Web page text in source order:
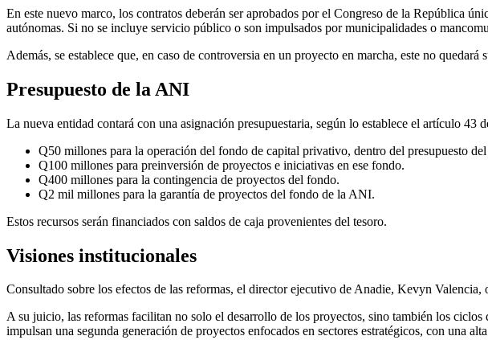
En este nuevo marco, los contratos deberán ser aprobados por el Congreso de la República
autónomas. Si no se incluye servicio público o son impulsados por municipalidades o
Además, se establece que, en caso de controversia en un proyecto en marcha, este no
Presupuesto de la ANI
La nueva entidad contará con una asignación presupuestaria, según lo establece el artículo 43
Q50 millones para la operación del fondo de capital privativo, dentro del presupuesto
Q100 millones para preinversión de proyectos e iniciativas en ese fondo.
Q400 millones para la contingencia de proyectos del fondo.
Q2 mil millones para la garantía de proyectos del fondo de la ANI.
Estos recursos serán financiados con saldos de caja provenientes del tesoro.
Visiones institucionales
Consultado sobre los efectos de las reformas, el director ejecutivo de Anadie, Kevyn
A su juicio, las reformas facilitan no solo el desarrollo de los proyectos, sino también los
impulsan una segunda generación de proyectos enfocados en sectores estratégicos, con una